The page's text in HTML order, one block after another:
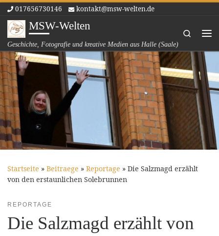
Zum Inhalt springen
017656730146 kontakt@msw-welten.de
MSW-Welten
Geschichte, Fotografie und kreative Medien aus Halle (Saale)
Search
Startseite » Beitraege » Reportage » Die Salzmagd erzählt
von den erstaunlichen Solebrunnen
REPORTAGE
Die Salzmagd erzählt von